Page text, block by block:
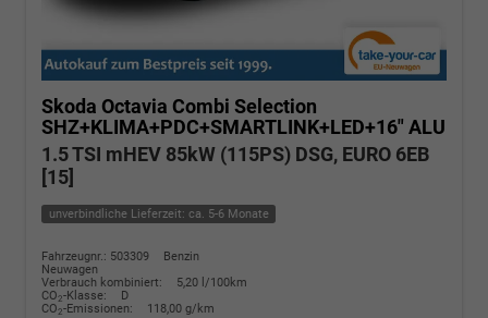
Skoda Octavia Combi Selection
SHZ+KLIMA+PDC+SMARTLINK+LED+16" ALU
1.5 TSI mHEV 85kW (115PS) DSG, EURO 6EB
[15]
unverbindliche Lieferzeit: ca. 5-6 Monate
Fahrzeugnr.: 503309
Benzin
Neuwagen
Verbrauch kombiniert:
5,20 l/100km
CO2-Klasse:
D
CO2-Emissionen: 118,00 g/km